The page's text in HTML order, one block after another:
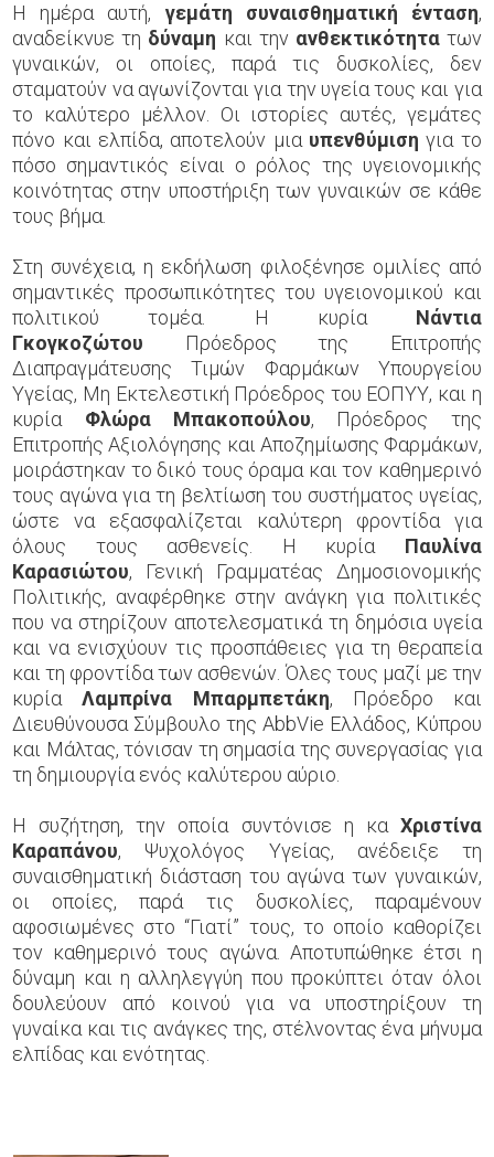
Η ημέρα αυτή, γεμάτη συναισθηματική ένταση,
αναδείκνυε τη δύναμη και την ανθεκτικότητατων
γυναικών, οι οποίες, παρά τις δυσκολίες, δεν
σταματούν να αγωνίζονται για την υγεία τους και για
το καλύτερο μέλλον. Οι ιστορίες αυτές, γεμάτες
πόνο και ελπίδα, αποτελούν μια υπενθύμιση για το
πόσο σημαντικός είναι ο ρόλος της υγειονομικής
κοινότητας στην υποστήριξη των γυναικών σε κάθε
τους βήμα.
Στη συνέχεια, η εκδήλωση φιλοξένησε ομιλίες από
σημαντικές προσωπικότητες του υγειονομικού και
πολιτικού τομέα. Η κυρία Νάντια
Γκογκοζώτου Πρόεδρος της Επιτροπής
Διαπραγμάτευσης Τιμών Φαρμάκων Υπουργείου
Υγείας, Μη Εκτελεστική Πρόεδρος του ΕΟΠΥΥ, και η
κυρία Φλώρα Μπακοπούλου, Πρόεδρος της
Επιτροπής Αξιολόγησης και Αποζημίωσης Φαρμάκων,
μοιράστηκαν το δικό τους όραμα και τον καθημερινό
τους αγώνα για τη βελτίωση του συστήματος υγείας,
ώστε να εξασφαλίζεται καλύτερη φροντίδα για
όλους τους ασθενείς. Η κυρία Παυλίνα
Καρασιώτου, Γενική Γραμματέας Δημοσιονομικής
Πολιτικής, αναφέρθηκε στην ανάγκη για πολιτικές
που να στηρίζουν αποτελεσματικά τη δημόσια υγεία
και να ενισχύουν τις προσπάθειες για τη θεραπεία
και τη φροντίδα των ασθενών. Όλες τους μαζί με την
κυρίαΛαμπρίνα Μπαρμπετάκη, Πρόεδρο και
Διευθύνουσα Σύμβουλο της AbbVie Ελλάδος, Κύπρου
και Μάλτας, τόνισαν τη σημασία της συνεργασίας για
τη δημιουργία ενός καλύτερου αύριο.
Η συζήτηση, την οποία συντόνισε η κα Χριστίνα
Καραπάνου, Ψυχολόγος Υγείας, ανέδειξε τη
συναισθηματική διάσταση του αγώνα των γυναικών,
οι οποίες, παρά τις δυσκολίες, παραμένουν
αφοσιωμένες στο “Γιατί” τους, το οποίο καθορίζει
τον καθημερινό τους αγώνα. Αποτυπώθηκε έτσι η
δύναμη και η αλληλεγγύη που προκύπτει όταν όλοι
δουλεύουν από κοινού για να υποστηρίξουν τη
γυναίκα και τις ανάγκες της, στέλνοντας ένα μήνυμα
ελπίδας και ενότητας.